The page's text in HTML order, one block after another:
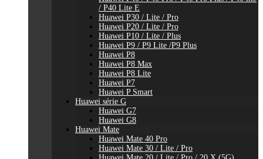
/ P40 Lite E
Huawei P30 / Lite / Pro
Huawei P20 / Lite / Pro
Huawei P10 / Lite / Plus
Huawei P9 / P9 Lite /P9 Plus
Huawei P8
Huawei P8 Max
Huawei P8 Lite
Huawei P7
Huawei P Smart
Huawei série G
Huawei G7
Huawei G8
Huawei Mate
Huawei Mate 40 Pro
Huawei Mate 30 / Lite / Pro